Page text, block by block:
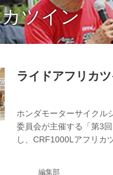
ツイン
ライドアフリカ
ホンダモーターサイクル
委員会が主催する「第3
し、CRF1000Lアフリカ
編集部